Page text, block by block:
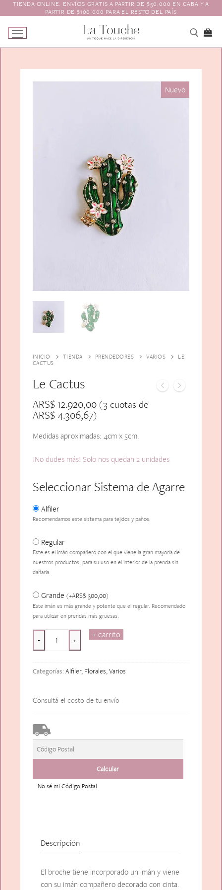
al
contenido
TIENDA ONLINE. ENVÍOS GRATIS A PARTIR DE $50.000 EN CABA Y A
PARTIR DE $100.000 PARA EL RESTO DEL PAÍS
Animales y Bichitos
Florales
Varios
Escarapelas
Accesorios para el pelo
Boinas
Vinchas
Hebillas
Aros
Guantes
Charreteras
Contacto
Nuevo
INICIO TIENDA PRENDEDORES VARIOS
LE
CACTUS
Le Cactus
ARS$12.920,00(3 cuotas de
ARS$4.306,67)
Medidas aproximadas: 4cm x 5cm.
¡No dudes más! Solo nos quedan 2 unidades
Seleccionar Sistema de Agarre
Alfiler
Recomendamos este sistema para tejidos y paños.
Regular
Este es el imán compañero con el que viene la gran mayoría de
nuestros productos, para su uso en el interior de la prenda sin
dañarla.
Grande (+ARS$ 300,00)
Este imán es más grande y potente que el regular. Recomendado
para utilizar en prendas más gruesas.
Cactus
- +
+ carrito
Categorías: Alfiler, Florales,Varios
Consultá el costo de tu envío
No sé mi Código Postal
Descripción
El broche tiene incorporado un imán y viene
con su imán compañero decorado con cinta.